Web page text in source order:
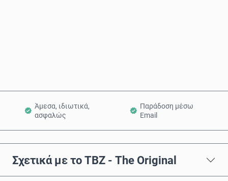
Άμεσα, ιδιωτικά,
ασφαλώς
Παράδοση μέσω
Email
Σχετικά με το TBZ - The Original